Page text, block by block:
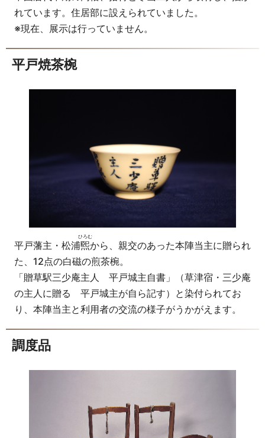
れています。住居部に設えられていました。
※現在、展示は行っていません。
平戸焼茶椀
平戸藩主・松浦煕
ひろむ
から、親交のあった本陣当主に贈られ
た、12点の白磁の煎茶椀。
「贈草駅三少庵主人 平戸城主自書」（草津宿・三少庵
の主人に贈る 平戸城主が自ら記す）と染付られてお
り、本陣当主と利用者の交流の様子がうかがえます。
調度品